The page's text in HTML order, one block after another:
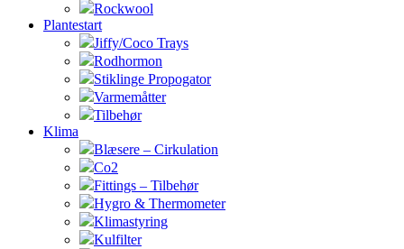
Rockwool
Plantestart
Jiffy/Coco Trays
Rodhormon
Stiklinge Propogator
Varmemåtter
Tilbehør
Klima
Blæsere – Cirkulation
Co2
Fittings – Tilbehør
Hygro & Thermometer
Klimastyring
Kulfilter